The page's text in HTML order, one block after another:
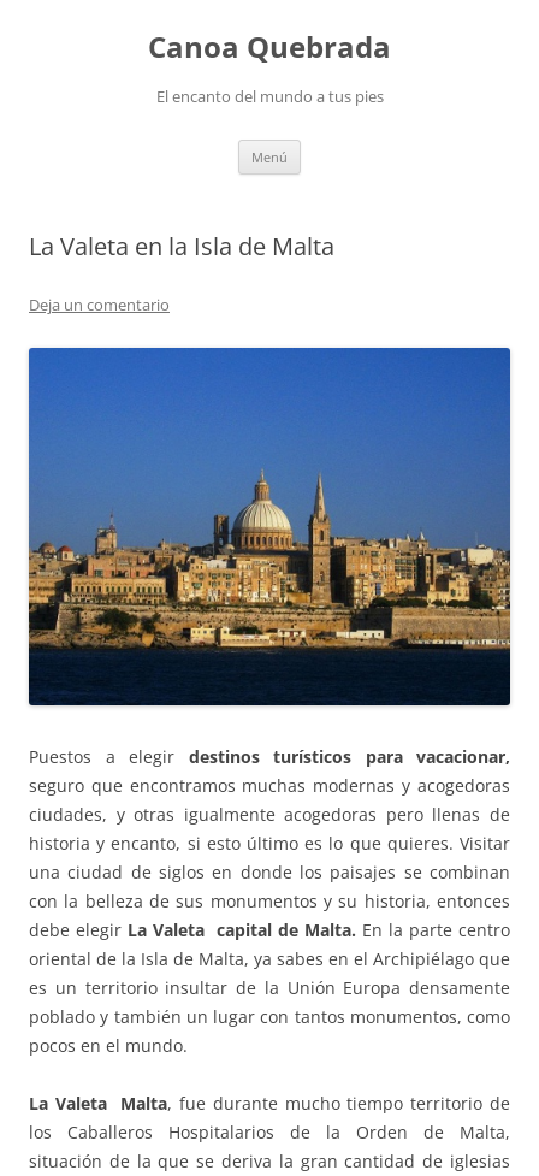
Canoa Quebrada
El encanto del mundo a tus pies
Menú
La Valeta en la Isla de Malta
Deja un comentario
Puestos a elegir destinos turísticos para vacacionar,
seguro que encontramos muchas modernas y acogedoras
ciudades, y otras igualmente acogedoras pero llenas de
historia y encanto, si esto último es lo que quieres. Visitar
una ciudad de siglos en donde los paisajes se combinan
con la belleza de sus monumentos y su historia, entonces
debe elegir La Valeta capital de Malta. En la parte centro
oriental de la Isla de Malta, ya sabes en el Archipiélago que
es un territorio insultar de la Unión Europa densamente
poblado y también un lugar con tantos monumentos, como
pocos en el mundo.
La Valeta Malta, fue durante mucho tiempo territorio de
los Caballeros Hospitalarios de la Orden de Malta,
situación de la que se deriva la gran cantidad de iglesias